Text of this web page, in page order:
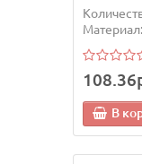
Материал:
В